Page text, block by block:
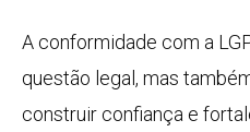
A conformidade com a
questão legal, mas
construir confiança e